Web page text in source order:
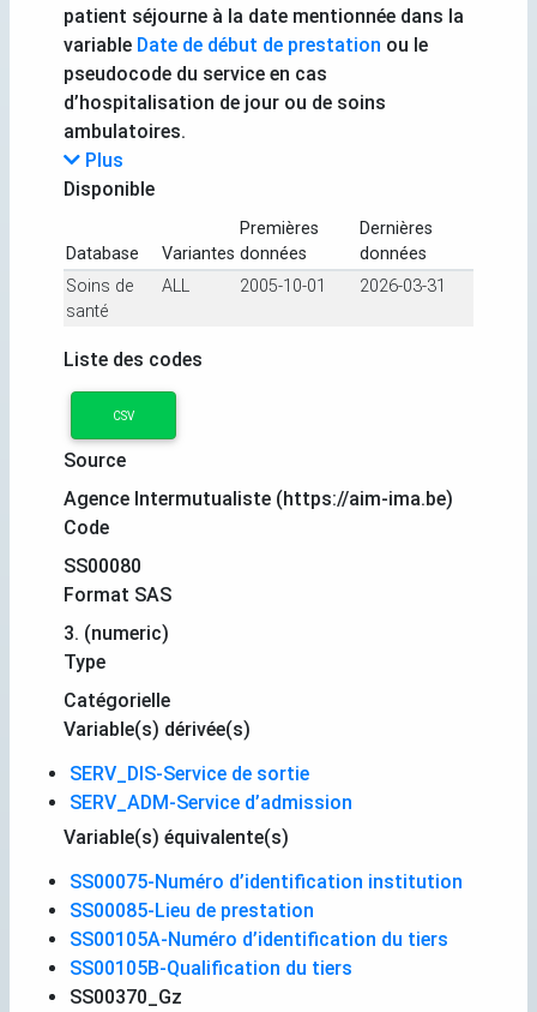
patient séjourne à la date mentionnée dans la
variable Date de début de prestation ou le
pseudocode du service en cas
d’hospitalisation de jour ou de soins
ambulatoires.
Plus
Disponible
Database Variantes
Premières
données
Dernières
données
Soins de
santé
ALL 2005-10-01 2026-03-31
Liste des codes
CSV
Source
Agence Intermutualiste (https://aim-ima.be)
Code
SS00080
Format SAS
3. (numeric)
Type
Catégorielle
Variable(s) dérivée(s)
SERV_DIS-Service de sortie
SERV_ADM-Service d’admission
Variable(s) équivalente(s)
SS00075-Numéro d’identification institution
SS00085-Lieu de prestation
SS00105A-Numéro d’identification du tiers
SS00105B-Qualification du tiers
SS00370_Gz